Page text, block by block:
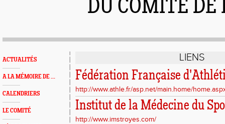
DU COMITÉ
ACTUALITÉS
A LA MÉMOIRE DE ...
CALENDRIERS
LE COMITÉ
LIENS
Fédération Française
http://www.athle.fr/asp.net/main.home/
Institut de la Médecine du
http://www.imstroyes.com/